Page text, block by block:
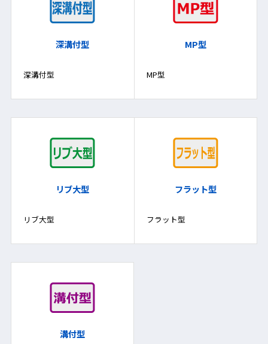
深溝付型
深溝付型
MP型
MP型
リブ大型
リブ大型
フラット型
フラット型
溝付型